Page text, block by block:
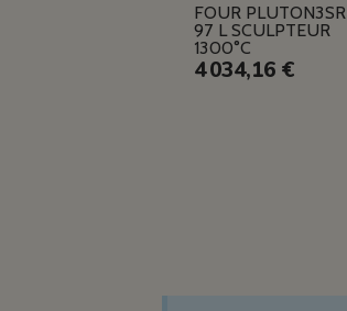
FOUR PLUTON3SR
97 L SCULPTEUR
1300°C
4 034,16 €